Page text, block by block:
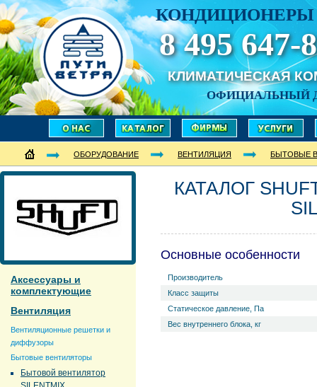
КОНДИЦИОНЕРЫ
8 495 647-
КЛИМАТИЧЕСКАЯ
ОФИЦИАЛЬНЫЙ
ОБОРУДОВАНИЕ ВЕНТИЛЯЦИЯ БЫТОВЫЕ
Аксессуары и
комплектующие
Вентиляция
Вентиляционные решетки и
диффузоры
Бытовые вентиляторы
Бытовой вентилятор
КАТАЛОГ
Основные особенности
Производитель
Класс защиты
Статическое давление, Па
Вес внутреннего блока, кг